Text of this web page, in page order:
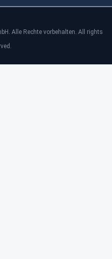
Alle Rechte vorbehalten. All rights